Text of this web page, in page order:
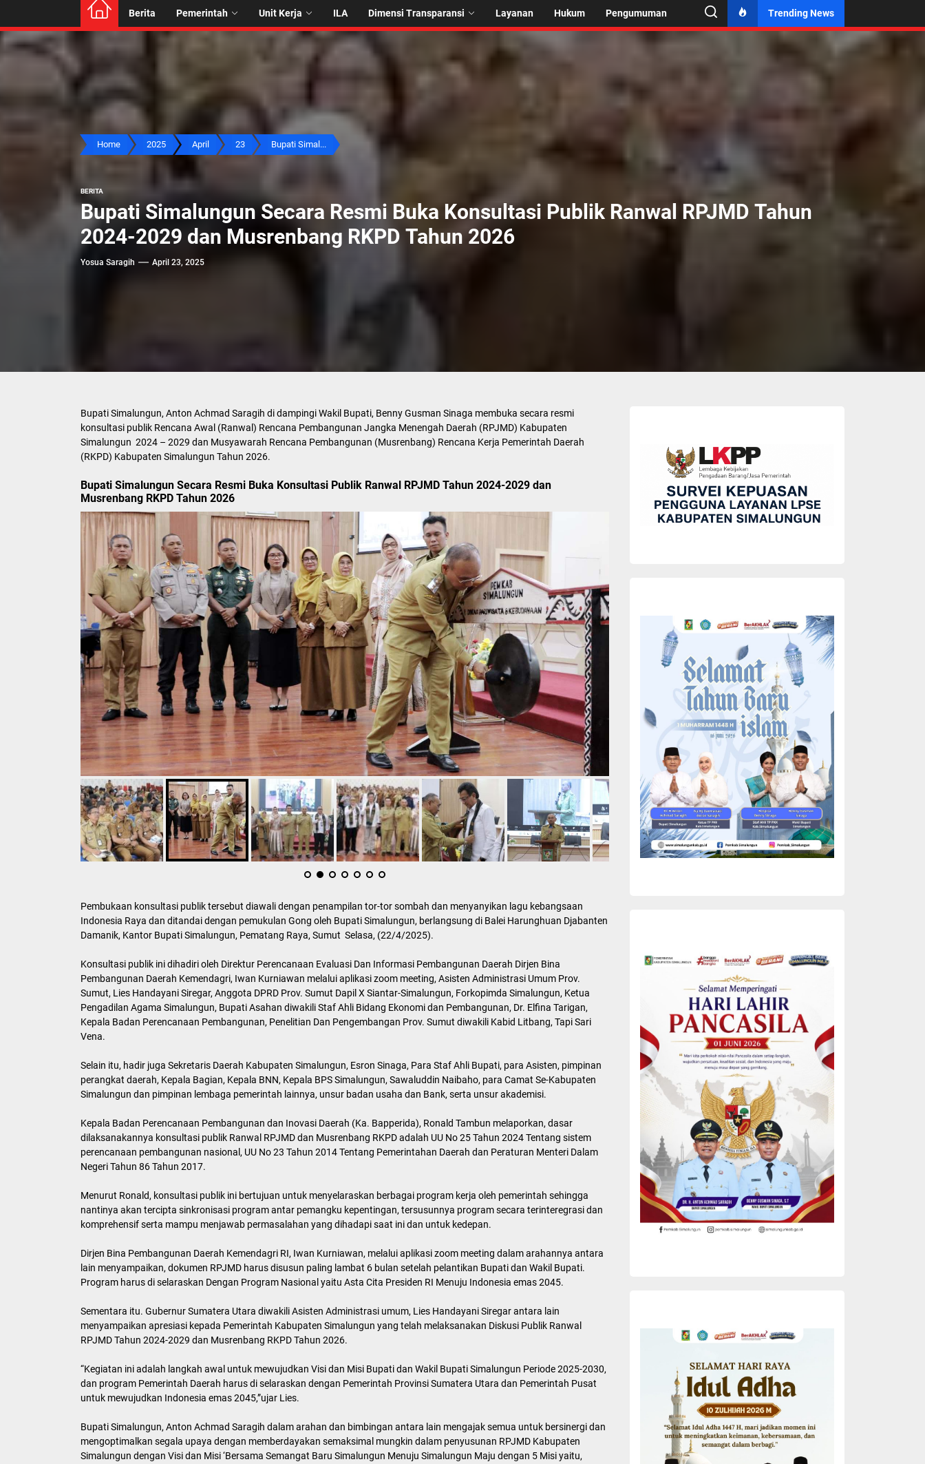
Berita Pemerintah Unit Kerja ILA Dimensi Transparansi Layanan Hukum Pengumuman Trending News
Home 2025 April 23 Bupati Simal...
BERITA
Bupati Simalungun Secara Resmi Buka Konsultasi Publik Ranwal RPJMD Tahun
2024-2029 dan Musrenbang RKPD Tahun 2026
Yosua Saragih April 23, 2025
Bupati Simalungun, Anton Achmad Saragih di dampingi Wakil Bupati, Benny Gusman Sinaga membuka secara resmi
konsultasi publik Rencana Awal (Ranwal) Rencana Pembangunan Jangka Menengah Daerah (RPJMD) Kabupaten
Simalungun 2024 – 2029 dan Musyawarah Rencana Pembangunan (Musrenbang) Rencana Kerja Pemerintah Daerah
(RKPD) Kabupaten Simalungun Tahun 2026.
Bupati Simalungun Secara Resmi Buka Konsultasi Publik Ranwal RPJMD Tahun 2024-2029 dan
Musrenbang RKPD Tahun 2026
Pembukaan konsultasi publik tersebut diawali dengan penampilan tor-tor sombah dan menyanyikan lagu kebangsaan
Indonesia Raya dan ditandai dengan pemukulan Gong oleh Bupati Simalungun, berlangsung di Balei Harunghuan Djabanten
Damanik, Kantor Bupati Simalungun, Pematang Raya, Sumut Selasa, (22/4/2025).
Konsultasi publik ini dihadiri oleh Direktur Perencanaan Evaluasi Dan Informasi Pembangunan Daerah Dirjen Bina
Pembangunan Daerah Kemendagri, Iwan Kurniawan melalui aplikasi zoom meeting, Asisten Administrasi Umum Prov.
Sumut, Lies Handayani Siregar, Anggota DPRD Prov. Sumut Dapil X Siantar-Simalungun, Forkopimda Simalungun, Ketua
Pengadilan Agama Simalungun, Bupati Asahan diwakili Staf Ahli Bidang Ekonomi dan Pembangunan, Dr. Elfina Tarigan,
Kepala Badan Perencanaan Pembangunan, Penelitian Dan Pengembangan Prov. Sumut diwakili Kabid Litbang, Tapi Sari
Vena.
Selain itu, hadir juga Sekretaris Daerah Kabupaten Simalungun, Esron Sinaga, Para Staf Ahli Bupati, para Asisten, pimpinan
perangkat daerah, Kepala Bagian, Kepala BNN, Kepala BPS Simalungun, Sawaluddin Naibaho, para Camat Se-Kabupaten
Simalungun dan pimpinan lembaga pemerintah lainnya, unsur badan usaha dan Bank, serta unsur akademisi.
Kepala Badan Perencanaan Pembangunan dan Inovasi Daerah (Ka. Bapperida), Ronald Tambun melaporkan, dasar
dilaksanakannya konsultasi publik Ranwal RPJMD dan Musrenbang RKPD adalah UU No 25 Tahun 2024 Tentang sistem
perencanaan pembangunan nasional, UU No 23 Tahun 2014 Tentang Pemerintahan Daerah dan Peraturan Menteri Dalam
Negeri Tahun 86 Tahun 2017.
Menurut Ronald, konsultasi publik ini bertujuan untuk menyelaraskan berbagai program kerja oleh pemerintah sehingga
nantinya akan tercipta sinkronisasi program antar pemangku kepentingan, tersusunnya program secara terinteregrasi dan
komprehensif serta mampu menjawab permasalahan yang dihadapi saat ini dan untuk kedepan.
Dirjen Bina Pembangunan Daerah Kemendagri RI, Iwan Kurniawan, melalui aplikasi zoom meeting dalam arahannya antara
lain menyampaikan, dokumen RPJMD harus disusun paling lambat 6 bulan setelah pelantikan Bupati dan Wakil Bupati.
Program harus di selaraskan Dengan Program Nasional yaitu Asta Cita Presiden RI Menuju Indonesia emas 2045.
Sementara itu. Gubernur Sumatera Utara diwakili Asisten Administrasi umum, Lies Handayani Siregar antara lain
menyampaikan apresiasi kepada Pemerintah Kabupaten Simalungun yang telah melaksanakan Diskusi Publik Ranwal
RPJMD Tahun 2024-2029 dan Musrenbang RKPD Tahun 2026.
“Kegiatan ini adalah langkah awal untuk mewujudkan Visi dan Misi Bupati dan Wakil Bupati Simalungun Periode 2025-2030,
dan program Pemerintah Daerah harus di selaraskan dengan Pemerintah Provinsi Sumatera Utara dan Pemerintah Pusat
untuk mewujudkan Indonesia emas 2045,”ujar Lies.
Bupati Simalungun, Anton Achmad Saragih dalam arahan dan bimbingan antara lain mengajak semua untuk bersinergi dan
mengoptimalkan segala upaya dengan memberdayakan semaksimal mungkin dalam penyusunan RPJMD Kabupaten
Simalungun dengan Visi dan Misi ‘Bersama Semangat Baru Simalungun Menuju Simalungun Maju dengan 5 Misi yaitu,